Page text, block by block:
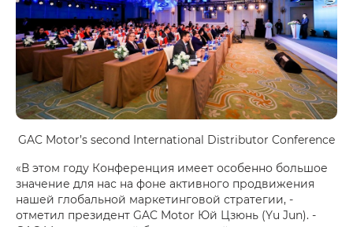
GAC Motor’s second International Distributor Conference
«В этом году Конференция имеет особенно большое
значение для нас на фоне активного продвижения
нашей глобальной маркетинговой стратегии, -
отметил президент GAC Motor Юй Цзюнь (Yu Jun). -